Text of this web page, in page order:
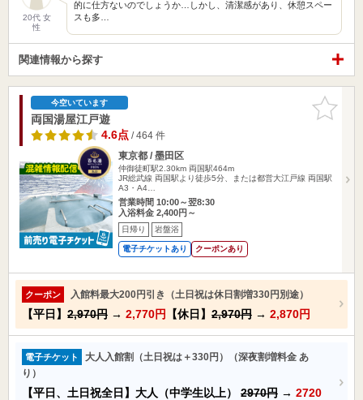
20代 女
性
的に仕方ないのでしょうか…しかし、清潔感があり、休憩スペー
スも多…
関連情報から探す
お気に入
りに追加
今空いています
両国湯屋江戸遊
4.6点/ 464 件
東京都 / 墨田区
仲御徒町駅2.30km 両国駅464m
JR総武線 両国駅より徒歩5分、または都営大江戸線 両国駅
A3・A4…
営業時間 10:00～翌8:30
入浴料金 2,400円～
日帰り 岩盤浴
電子チケットあり クーポンあり
クーポン 入館料最大200円引き（土日祝は休日割増330円別途）
【平日】 2,970円 → 2,770円 【休日】 2,970円 → 2,870円
電子チケット
大人入館割（土日祝は＋330円）（深夜割増料金 あ
り）
【平日、土日祝全日】大人（中学生以上） 2970円 → 2720